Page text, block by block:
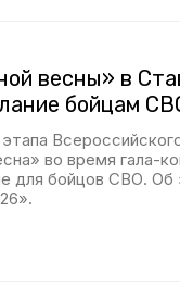
весны» в
бойцам
во время гала-
для бойцов СВО.